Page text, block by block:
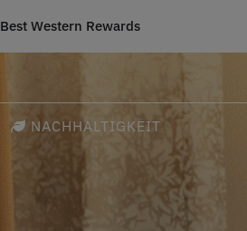
Best Western Rewards
NACHHALTIGKEIT